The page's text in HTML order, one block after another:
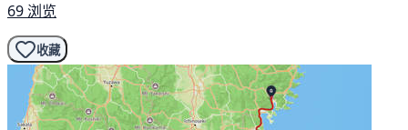
69 浏览
收藏